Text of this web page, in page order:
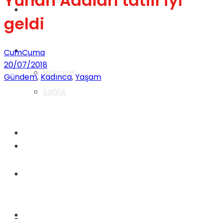
Videolar
Gündem
Yaşam
Sağlık
geldi
CumCuma
20/07/2018
Gündem, Kadınca,Yaşam